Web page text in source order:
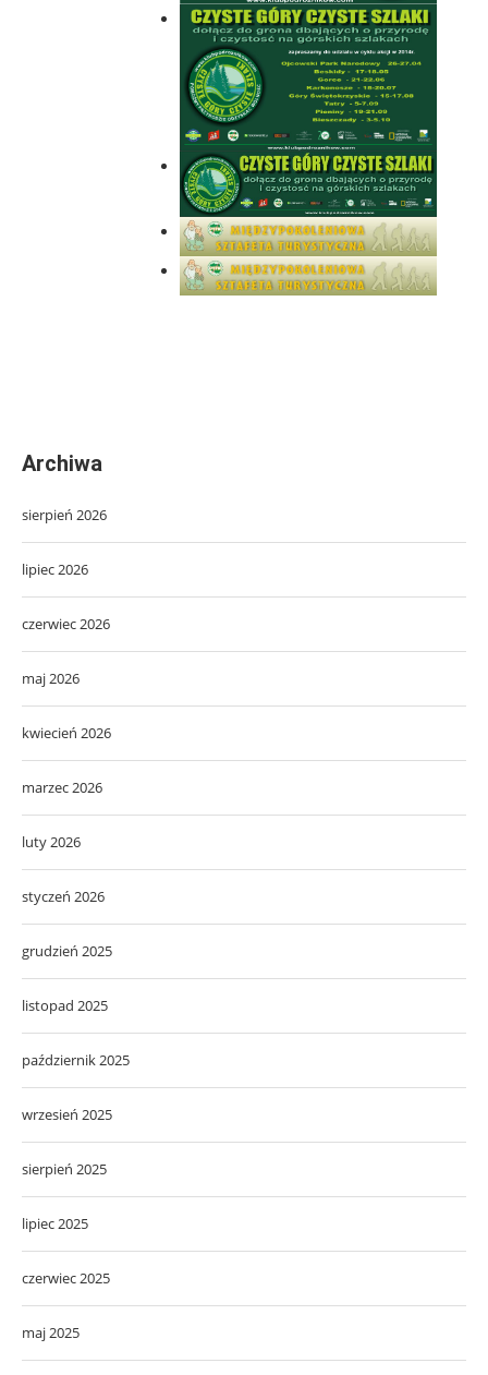
Archiwa
sierpień 2026
lipiec 2026
czerwiec 2026
maj 2026
kwiecień 2026
marzec 2026
luty 2026
styczeń 2026
grudzień 2025
listopad 2025
październik 2025
wrzesień 2025
sierpień 2025
lipiec 2025
czerwiec 2025
maj 2025